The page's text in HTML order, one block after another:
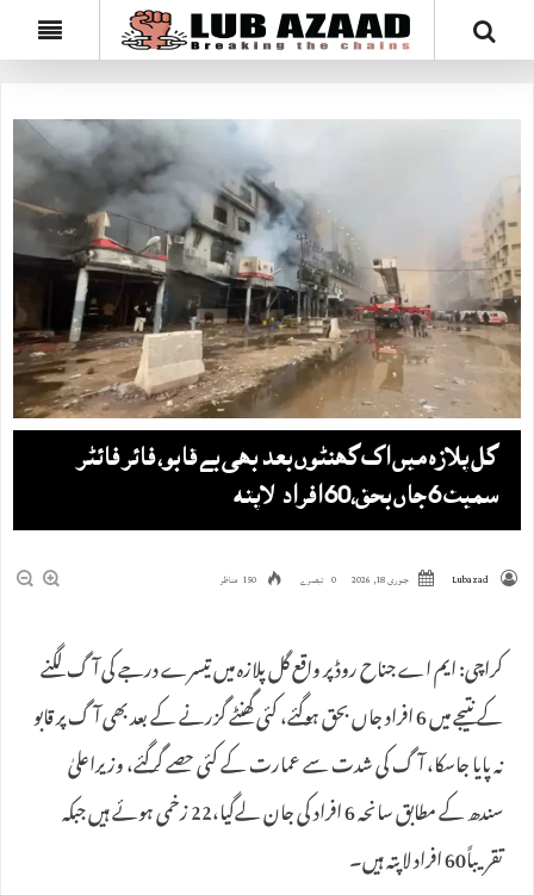
گل پلازہ میں اگ گھنٹوں بعد بھی بےقابو، فائر فائٹر
سمیت 6 جاں بحق،60 افراد لاپتہ
Lubazad جنوری 18, 2026 0 تبصرے 150 مناظر
کراچی: ایم اے جناح روڈ پر واقع گل پلازہ میں تیسرے درجے کی آگ لگنے
کے نتیجے میں 6 افراد جاں بحق ہوگئے، کئی گھنٹے گزرنے کے بعد بھی آگ پر قابو
نہ پایا جاسکا، آگ کی شدت سے عمارت کے کئی حصے گرگئے، وزیراعلیٰ
سندھ کے مطابق سانحہ 6 افراد کی جان لےگیا،22 زخمی ہوئے ہیں جبکہ
تقریباً60 افراد لاپتہ ہیں۔